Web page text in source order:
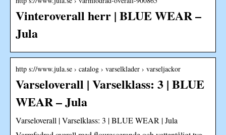
Vinteroverall herr | BLUE WEAR –
Jula
http s://www.jula.se › catalog › varselklader › varseljackor
Varseloverall | Varselklass: 3 | BLUE
WEAR – Jula
Varseloverall | Varselklass: 3 | BLUE WEAR | Jula